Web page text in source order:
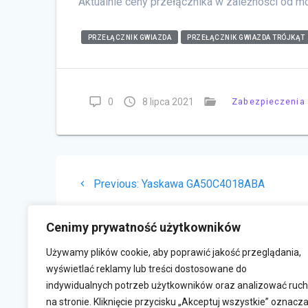
Cenimy prywatność użytkowników
Używamy plików cookie, aby poprawić jakość przeglądania,
wyświetlać reklamy lub treści dostosowane do
indywidualnych potrzeb użytkowników oraz analizować ruch
na stronie. Kliknięcie przycisku „Akceptuj wszystkie” oznacza
PRZEŁĄCZNIK GWIAZDA PRZEŁĄCZNIK GWIAZDA TRÓJKĄT
0 8 lipca 2021 Zabezpieczenia
Nawigacja
Previous: Previous
Yaskawa GA50C4018ABA